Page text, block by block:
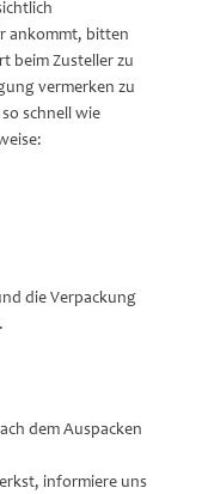
ankommt, bitten
beim Zusteller zu
vermerken zu
schnell wie
die Verpackung
dem Auspacken
informiere uns